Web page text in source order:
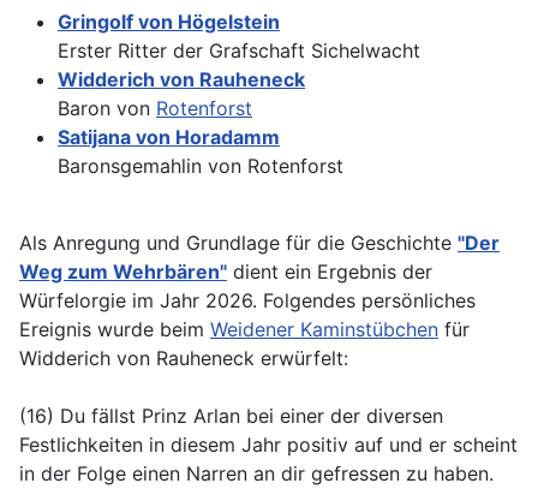
Gringolf von Högelstein
Erster Ritter der Grafschaft Sichelwacht
Widderich von Rauheneck
Baron von Rotenforst
Satijana von Horadamm
Baronsgemahlin von Rotenforst
Als Anregung und Grundlage für die Geschichte "Der
Weg zum Wehrbären" dient ein Ergebnis der
Würfelorgie im Jahr 2026. Folgendes persönliches
Ereignis wurde beim Weidener Kaminstübchen für
Widderich von Rauheneck erwürfelt:
(16) Du fällst Prinz Arlan bei einer der diversen
Festlichkeiten in diesem Jahr positiv auf und er scheint
in der Folge einen Narren an dir gefressen zu haben.